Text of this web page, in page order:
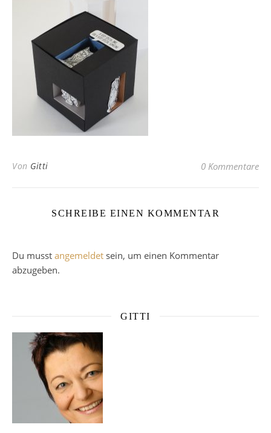
Von Gitti 0 Kommentare
SCHREIBE EINEN KOMMENTAR
Du musst angemeldet sein, um einen Kommentar
abzugeben.
GITTI